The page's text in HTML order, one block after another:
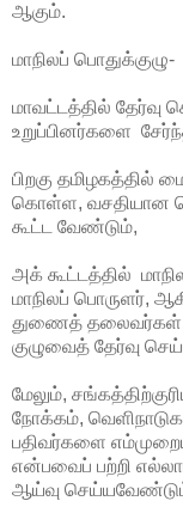
ஆகும்.
மாநிலப் பொதுக்குழு-
மாவட்டத்தில் தேர்வு
உறுப்பினர்களை
பிறகு தமிழகத்தில்
கொள்ள, வசதியான
கூட்ட வேண்டும்,
அக் கூட்டத்தில்
மாநிலப் பொருளர்,
துணைத்
குழுவைத் தேர்வு
மேலும்,
நோக்கம்,
பதிவர்களை
என்பவைப் பற்றி
ஆய்வு